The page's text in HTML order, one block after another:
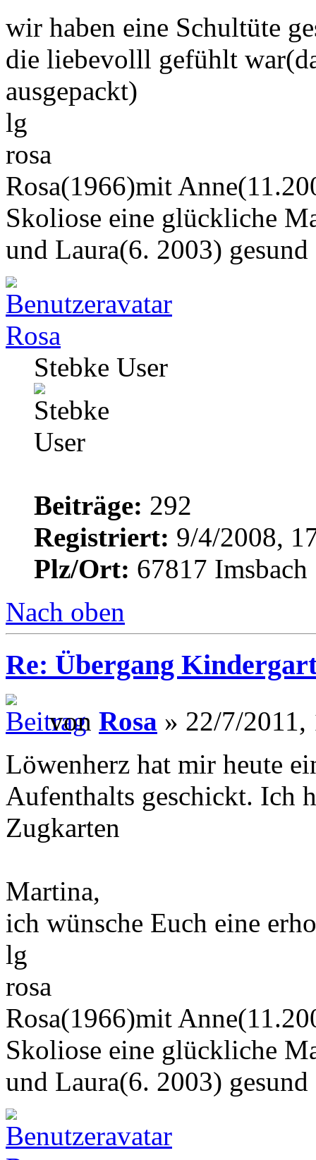
wir haben eine Schultüte
die liebevolll gefühlt
ausgepackt)
lg
rosa
Rosa(1966)mit
Skoliose eine glückliche
und Laura(6. 2003) gesund
Rosa
Stebke User
Beiträge: 292
Registriert: 9/4/2008,
Plz/Ort: 67817 Imsbach
Nach oben
Re: Übergang
von Rosa » 22/7/2011,
Löwenherz hat mir heute
Aufenthalts geschickt. Ich
Zugkarten
Martina,
ich wünsche Euch eine
lg
rosa
Rosa(1966)mit
Skoliose eine glückliche
und Laura(6. 2003) gesund